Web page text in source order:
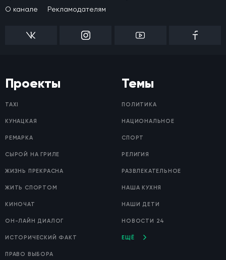
О канале
Рекламодателям
Проекты
TAXI
КУНАЦКАЯ
РЕМАРКА
СЫРОЙ НА ГРИЛЕ
ЖИЗНЬ ПРЕКРАСНА
ЖИТЬ СПОРТОМ
КИНОЧАТ
ОН-ЛАЙН ДИАЛОГ
ИСТОРИЧЕСКИЙ ФАКТ
ПРАВО ВЫБОРА
Темы
ПОЛИТИКА
НАЦИОНАЛЬНОЕ
СПОРТ
РЕЛИГИЯ
РАЗВЛЕКАТЕЛЬНОЕ
НАША КУХНЯ
НАШИ ДЕТИ
НОВОСТИ 24
ЕЩЁ